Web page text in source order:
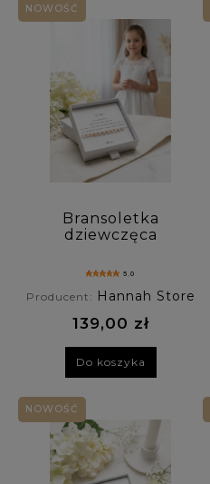
Rodzaj zapięcia: (wybierz)
Personalizacja: (wybierz)
Cena: (wybierz)
Nowość: (wybierz)
Promocja: (wybierz)
Bransoletka
dziewczęca
ROSARY Pink
5.0
Producent: Hannah Store
139,00 zł
Do koszyka
NOWOŚĆ
NOWOŚĆ